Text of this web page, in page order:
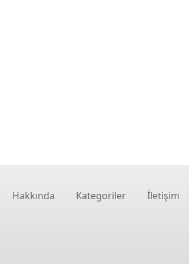
Hakkında Kategoriler İletişim